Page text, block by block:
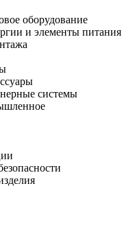
оборудование
и элементы питания
системы